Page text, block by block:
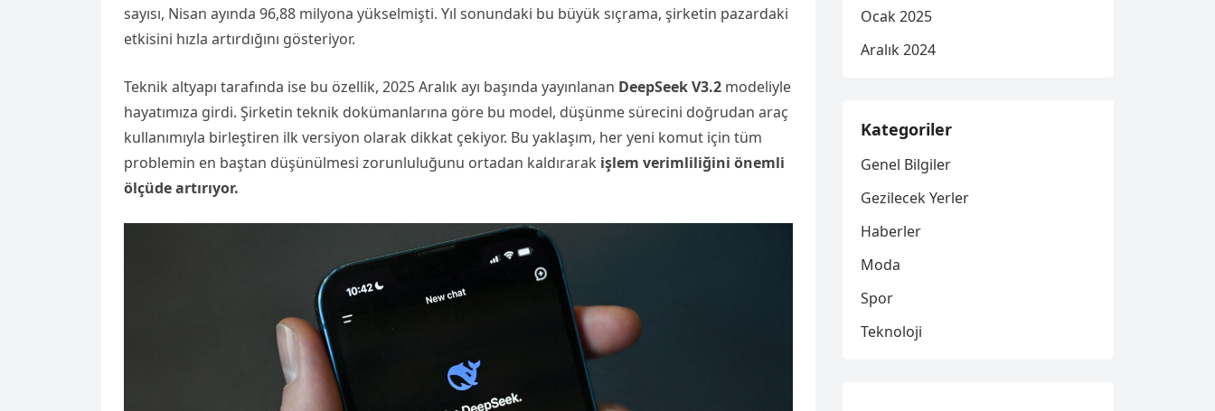
sayısı, Nisan ayında 96,88 milyona yükselmişti. Yıl sonundaki bu büyük sıçrama, şirketin pazardaki
etkisini hızla artırdığını gösteriyor.
Teknik altyapı tarafında ise bu özellik, 2025 Aralık ayı başında yayınlanan DeepSeek V3.2 modeliyle
hayatımıza girdi. Şirketin teknik dokümanlarına göre bu model, düşünme sürecini doğrudan araç
kullanımıyla birleştiren ilk versiyon olarak dikkat çekiyor. Bu yaklaşım, her yeni komut için tüm
problemin en baştan düşünülmesi zorunluluğunu ortadan kaldırarak işlem verimliliğini önemli
ölçüde artırıyor.
Ocak 2025
Aralık 2024
Kategoriler
Genel Bilgiler
Gezilecek Yerler
Haberler
Moda
Spor
Teknoloji